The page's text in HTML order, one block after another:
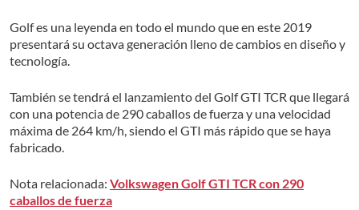
Golf es una leyenda en todo el mundo que en este 2019
presentará su octava generación lleno de cambios en diseño y
tecnología.
También se tendrá el lanzamiento del Golf GTI TCR que llegará
con una potencia de 290 caballos de fuerza y una velocidad
máxima de 264 km/h, siendo el GTI más rápido que se haya
fabricado.
Nota relacionada: Volkswagen Golf GTI TCR con 290
caballos de fuerza